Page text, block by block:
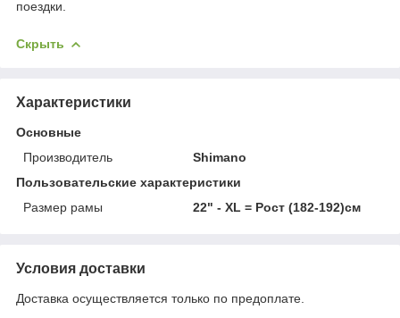
поездки.​
Скрыть
Характеристики
Основные
Производитель
Shimano
Пользовательские характеристики
Размер рамы
22" - XL = Рост (182-192)см
Условия доставки
Доставка осуществляется только по предоплате.